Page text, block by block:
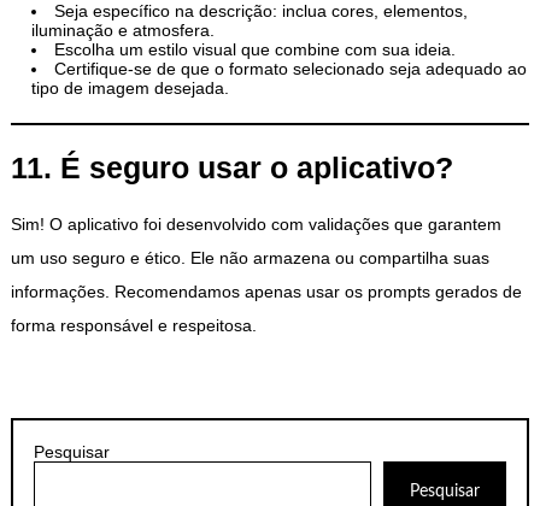
Seja específico na descrição: inclua cores, elementos,
iluminação e atmosfera.
Escolha um estilo visual que combine com sua ideia.
Certifique-se de que o formato selecionado seja adequado ao
tipo de imagem desejada.
11. É seguro usar o aplicativo?
Sim! O aplicativo foi desenvolvido com validações que garantem
um uso seguro e ético. Ele não armazena ou compartilha suas
informações. Recomendamos apenas usar os prompts gerados de
forma responsável e respeitosa.
Pesquisar
Pesquisar